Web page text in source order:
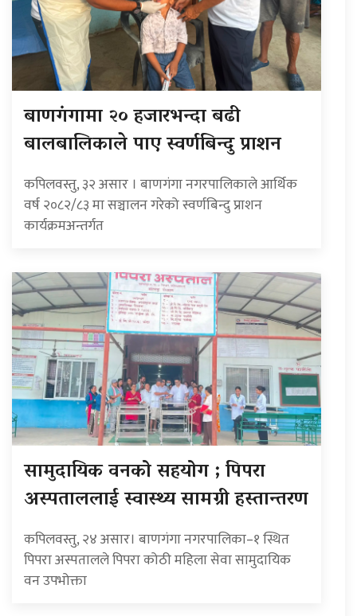
बाणगंगामा २० हजारभन्दा बढी
बालबालिकाले पाए स्वर्णबिन्दु प्राशन
कपिलवस्तु, ३२ असार । बाणगंगा नगरपालिकाले आर्थिक
वर्ष २०८२/८३ मा सञ्चालन गरेको स्वर्णबिन्दु प्राशन
कार्यक्रमअन्तर्गत
सामुदायिक वनको सहयोग ; पिपरा
अस्पताललाई स्वास्थ्य सामग्री हस्तान्तरण
कपिलवस्तु, २४ असार। बाणगंगा नगरपालिका–१ स्थित
पिपरा अस्पतालले पिपरा कोठी महिला सेवा सामुदायिक
वन उपभोक्ता